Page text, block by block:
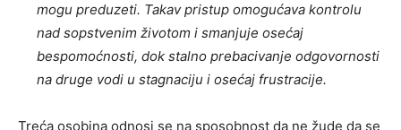
mogu preduzeti. Takav pristup omogućava kontrolu
nad sopstvenim životom i smanjuje osećaj
bespomoćnosti, dok stalno prebacivanje odgovornosti
na druge vodi u stagnaciju i osećaj frustracije.
Treća osobina odnosi se na sposobnost da ne žude da se